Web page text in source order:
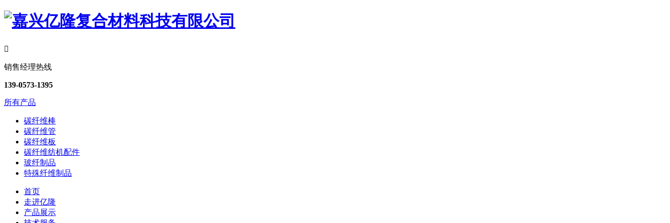

销售经理热线
139-0573-1395
所有产品
碳纤维棒
碳纤维管
碳纤维板
碳纤维纺机配件
玻纤制品
特殊纤维制品
首页
走进亿隆
产品展示